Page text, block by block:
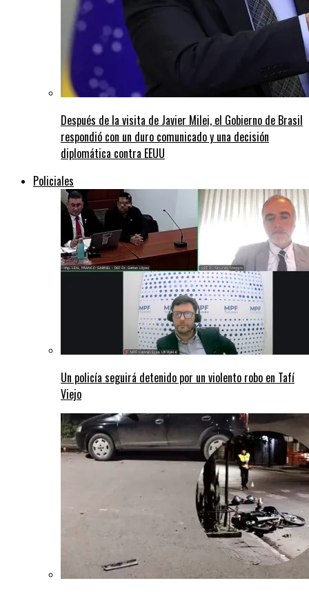
Después de la visita de Javier Milei, el Gobierno de Brasil
respondió con un duro comunicado y una decisión
diplomática contra EEUU
Policiales
Un policía seguirá detenido por un violento robo en Tafí
Viejo